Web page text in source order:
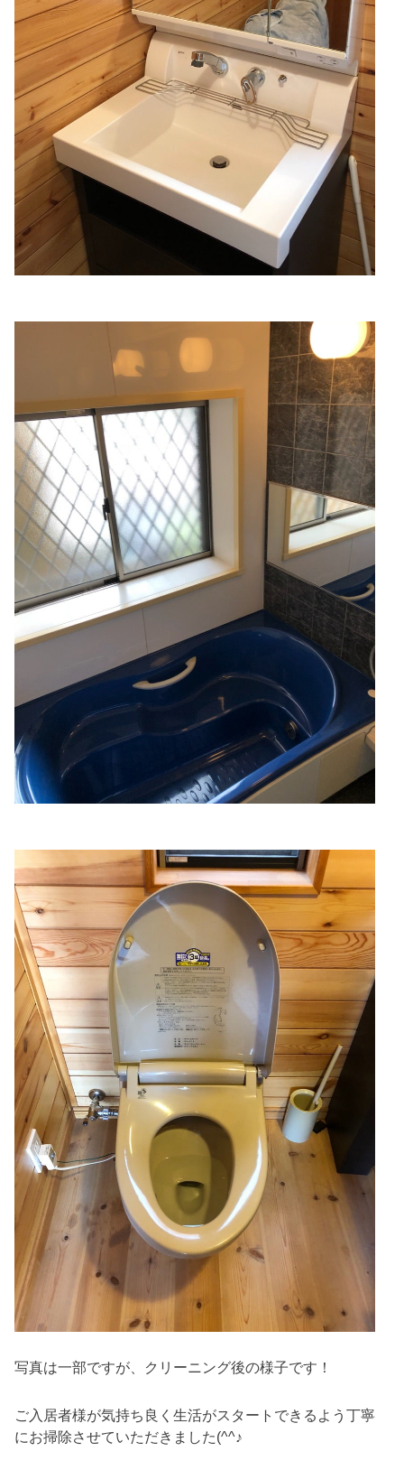
写真は一部ですが、クリーニング後の様子です！
ご入居者様が気持ち良く生活がスタートできるよう丁寧
にお掃除させていただきました(^^♪